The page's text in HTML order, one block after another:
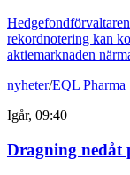
rekordnotering kan
aktiemarknaden
nyheter/EQL Pharma
Igår, 09:40
Dragning nedåt